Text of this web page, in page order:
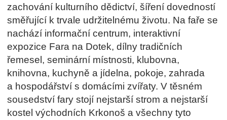
zachování kulturního dědictví, šíření dovedností
směřující k trvale udržitelnému životu. Na faře se
nachází informační centrum, interaktivní
expozice Fara na Dotek, dílny tradičních
řemesel, seminární místnosti, klubovna,
knihovna, kuchyně a jídelna, pokoje, zahrada
a hospodářství s domácími zvířaty. V těsném
sousedství fary stojí nejstarší strom a nejstarší
kostel východních Krkonoš a všechny tyto